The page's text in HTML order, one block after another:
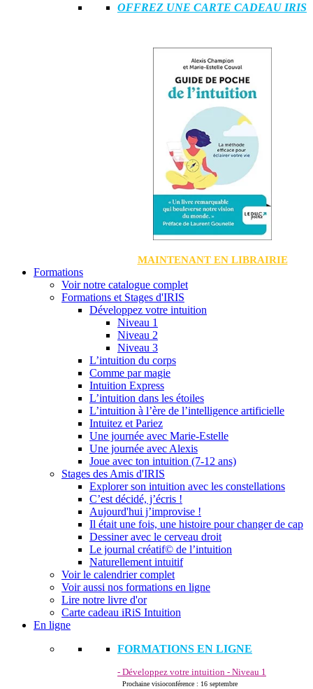
OFFREZ UNE CARTE CADEAU IRIS
MAINTENANT EN LIBRAIRIE
Formations
Voir notre catalogue complet
Formations et Stages d'IRIS
Développez votre intuition
Niveau 1
Niveau 2
Niveau 3
L’intuition du corps
Comme par magie
Intuition Express
L’intuition dans les étoiles
L’intuition à l’ère de l’intelligence artificielle
Intuitez et Pariez
Une journée avec Marie-Estelle
Une journée avec Alexis
Joue avec ton intuition (7-12 ans)
Stages des Amis d'IRIS
Explorer son intuition avec les constellations
C’est décidé, j’écris !
Aujourd'hui j’improvise !
Il était une fois, une histoire pour changer de cap
Dessiner avec le cerveau droit
Le journal créatif© de l’intuition
Naturellement intuitif
Voir le calendrier complet
Voir aussi nos formations en ligne
Lire notre livre d'or
Carte cadeau iRiS Intuition
En ligne
FORMATIONS EN LIGNE
- Développez votre intuition - Niveau 1
Prochaine visioconférence : 16 septembre